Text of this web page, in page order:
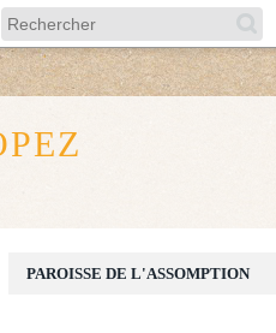
PAROISSE DE L'ASSOMPTION